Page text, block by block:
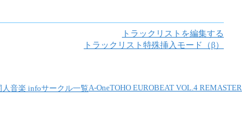
トラックリストを編集する
トラックリスト特殊挿入モード（β）
人音楽 infoサークル一覧A-OneTOHO EUROBEAT VOL.4 REMASTER